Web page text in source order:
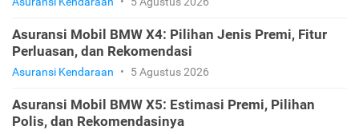
Asuransi Mobil BMW X4: Pilihan Jenis Premi, Fitur
Perluasan, dan Rekomendasi
Asuransi Kendaraan • 5 Agustus 2026
Asuransi Mobil BMW X5: Estimasi Premi, Pilihan
Polis, dan Rekomendasinya